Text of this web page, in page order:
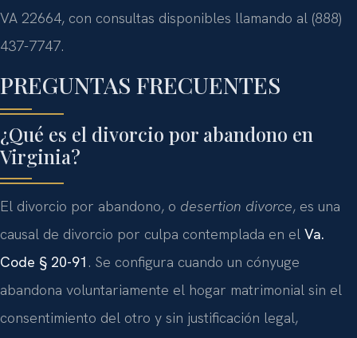
VA 22664, con consultas disponibles llamando al (888)
437-7747.
PREGUNTAS FRECUENTES
¿Qué es el divorcio por abandono en
Virginia?
El divorcio por abandono, o desertion divorce, es una
causal de divorcio por culpa contemplada en el Va.
Code § 20-91 . Se configura cuando un cónyuge
abandona voluntariamente el hogar matrimonial sin el
consentimiento del otro y sin justificación legal,